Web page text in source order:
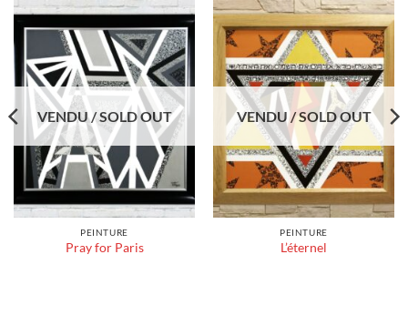
VENDU / SOLD OUT
PEINTURE
Pray for Paris
VENDU / SOLD OUT
PEINTURE
L’éternel